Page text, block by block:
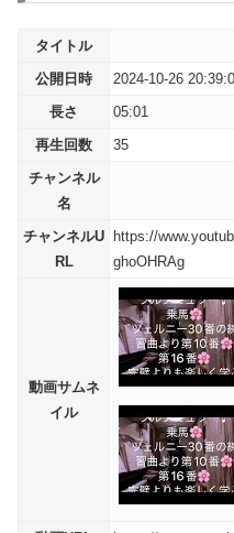
タイトル
公開日時
2024-10-26
長さ
05:01
再生回数
35
チャンネル
名
チャンネルU
RL
https://
ghoOHRAg
動画サムネ
イル